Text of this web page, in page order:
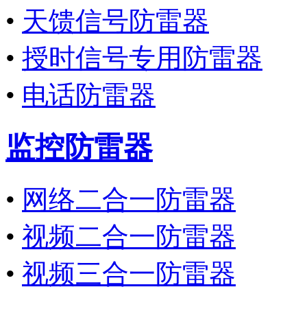
• 天馈信号防雷器
• 授时信号专用防雷器
• 电话防雷器
监控防雷器
• 网络二合一防雷器
• 视频二合一防雷器
• 视频三合一防雷器